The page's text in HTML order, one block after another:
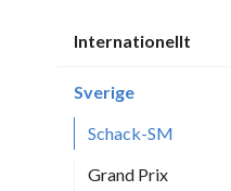
Internationellt
Sverige
Schack-SM
Grand Prix